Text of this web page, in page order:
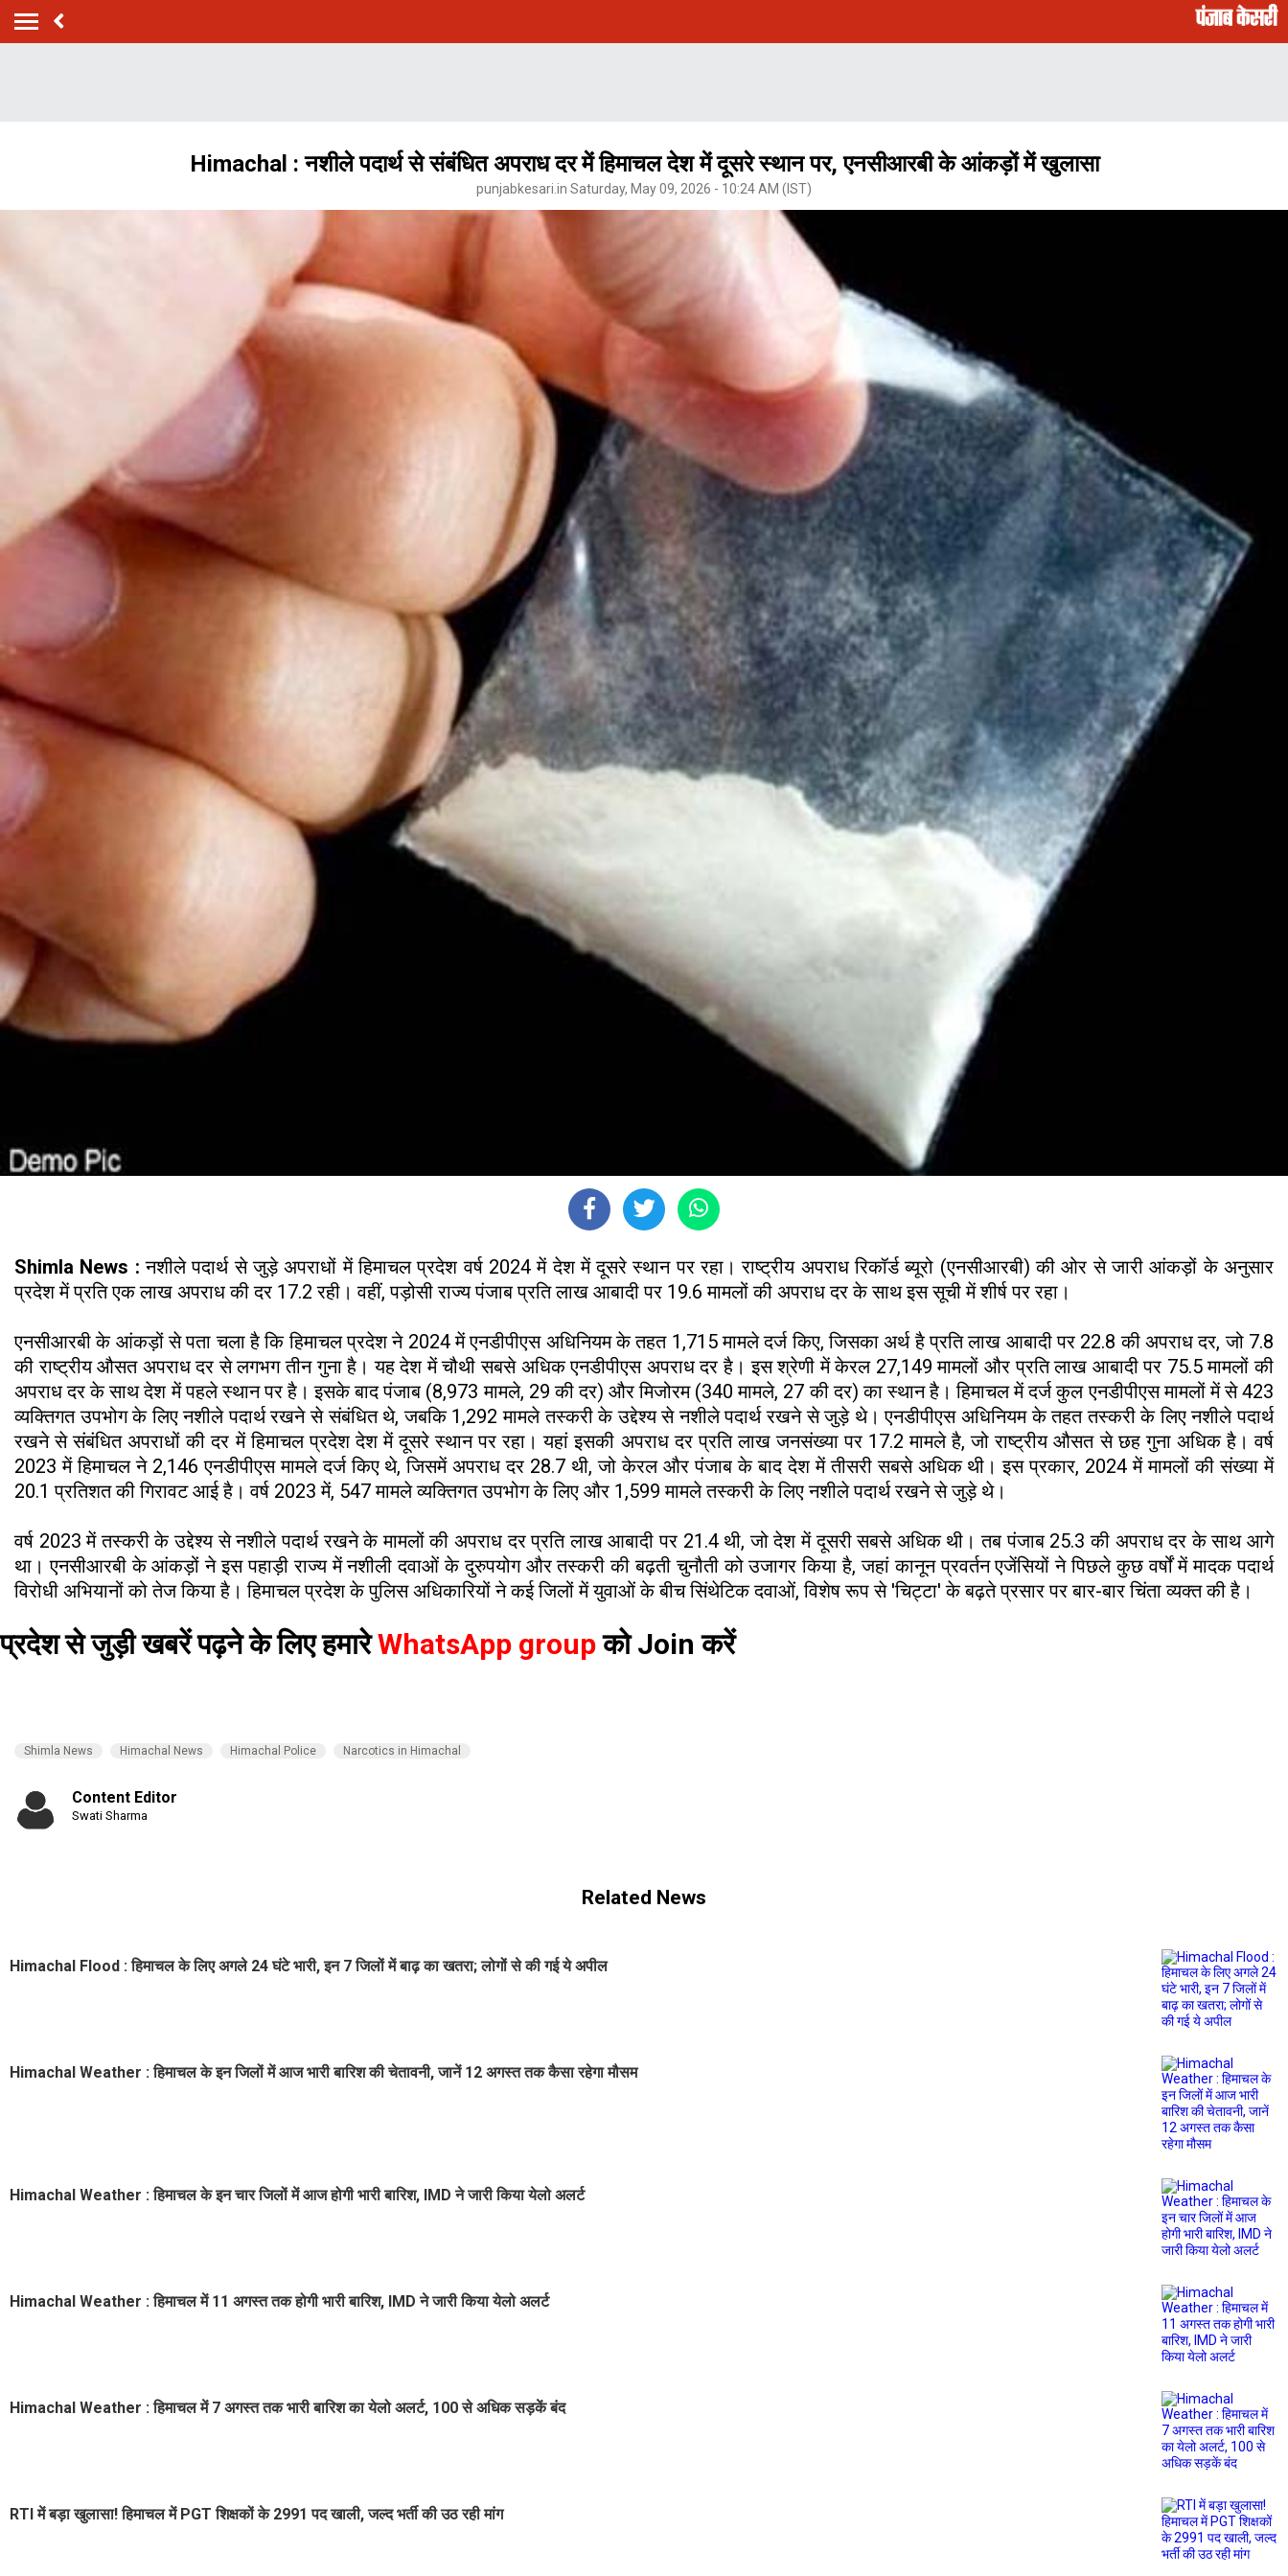
Himachal : नशीले पदार्थ से संबंधित अपराध दर में हिमाचल देश में दूसरे स्थान पर, एनसीआरबी के आंकड़ों में खुलासा
punjabkesari.in Saturday, May 09, 2026 - 10:24 AM (IST)
Shimla News :नशीले पदार्थ से जुड़े अपराधों में हिमाचल प्रदेश वर्ष 2024 में देश में दूसरे स्थान पर रहा। राष्ट्रीय अपराध रिकॉर्ड ब्यूरो (एनसीआरबी) की ओर से जारी आंकड़ों के अनुसार
प्रदेश में प्रति एक लाख अपराध की दर 17.2 रही। वहीं, पड़ोसी राज्य पंजाब प्रति लाख आबादी पर 19.6 मामलों की अपराध दर के साथ इस सूची में शीर्ष पर रहा।
एनसीआरबी के आंकड़ों से पता चला है कि हिमाचल प्रदेश ने 2024 में एनडीपीएस अधिनियम के तहत 1,715 मामले दर्ज किए, जिसका अर्थ है प्रति लाख आबादी पर 22.8 की अपराध दर, जो 7.8
की राष्ट्रीय औसत अपराध दर से लगभग तीन गुना है। यह देश में चौथी सबसे अधिक एनडीपीएस अपराध दर है। इस श्रे​णी में केरल 27,149 मामलों और प्रति लाख आबादी पर 75.5 मामलों की
अपराध दर के साथ देश में पहले स्थान पर है। इसके बाद पंजाब (8,973 मामले, 29 की दर) और मिजोरम (340 मामले, 27 की दर) का स्थान है। हिमाचल में दर्ज कुल एनडीपीएस मामलों में से 423
व्यक्तिगत उपभोग के लिए नशीले पदार्थ रखने से संबंधित थे, जबकि 1,292 मामले तस्करी के उद्देश्य से नशीले पदार्थ रखने से जुड़े थे। एनडीपीएस अधिनियम के तहत तस्करी के लिए नशीले पदार्थ
रखने से संबंधित अपराधों की दर में हिमाचल प्रदेश देश में दूसरे स्थान पर रहा। यहां इसकी अपराध दर प्रति लाख जनसंख्या पर 17.2 मामले है, जो राष्ट्रीय औसत से छह गुना अधिक है। वर्ष
2023 में हिमाचल ने 2,146 एनडीपीएस मामले दर्ज किए थे, जिसमें अपराध दर 28.7 थी, जो केरल और पंजाब के बाद देश में तीसरी सबसे अधिक थी। इस प्रकार, 2024 में मामलों की संख्या में
20.1 प्रतिशत की गिरावट आई है। वर्ष 2023 में, 547 मामले व्यक्तिगत उपभोग के लिए और 1,599 मामले तस्करी के लिए नशीले पदार्थ रखने से जुड़े थे।
वर्ष 2023 में तस्करी के उद्देश्य से नशीले पदार्थ रखने के मामलों की अपराध दर प्रति लाख आबादी पर 21.4 थी, जो देश में दूसरी सबसे अधिक थी। तब पंजाब 25.3 की अपराध दर के साथ आगे
था। एनसीआरबी के आंकड़ों ने इस पहाड़ी राज्य में नशीली दवाओं के दुरुपयोग और तस्करी की बढ़ती चुनौती को उजागर किया है, जहां कानून प्रवर्तन एजेंसियों ने पिछले कुछ वर्षों में मादक पदार्थ
विरोधी अभियानों को तेज किया है। हिमाचल प्रदेश के पुलिस अधिकारियों ने कई जिलों में युवाओं के बीच सिंथेटिक दवाओं, विशेष रूप से 'चिट्टा' के बढ़ते प्रसार पर बार-बार चिंता व्यक्त की है।
प्रदेश से जुड़ी खबरें पढ़ने के लिए हमारेWhatsApp groupको Join करें
Shimla News Himachal News Himachal Police Narcotics in Himachal
Content Editor
Swati Sharma
Related News
Himachal Flood : हिमाचल के लिए अगले 24 घंटे भारी, इन 7 जिलों में बाढ़ का खतरा; लोगों से की गई ये अपील
Himachal Weather : हिमाचल के इन जिलों में आज भारी बारिश की चेतावनी, जानें 12 अगस्त तक कैसा रहेगा मौसम
Himachal Weather : हिमाचल के इन चार जिलों में आज होगी भारी बारिश, IMD ने जारी किया येलो अलर्ट
Himachal Weather : हिमाचल में 11 अगस्त तक होगी भारी बारिश, IMD ने जारी किया येलो अलर्ट
Himachal Weather : हिमाचल में 7 अगस्त तक भारी बारिश का येलो अलर्ट, 100 से अधिक सड़कें बंद
RTI में बड़ा खुलासा! हिमाचल में PGT शिक्षकों के 2991 पद खाली, जल्द भर्ती की उठ रही मांग